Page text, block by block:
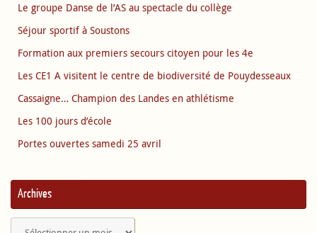
Le groupe Danse de l’AS au spectacle du collège
Séjour sportif à Soustons
Formation aux premiers secours citoyen pour les 4e
Les CE1 A visitent le centre de biodiversité de Pouydesseaux
Cassaigne… Champion des Landes en athlétisme
Les 100 jours d’école
Portes ouvertes samedi 25 avril
Archives